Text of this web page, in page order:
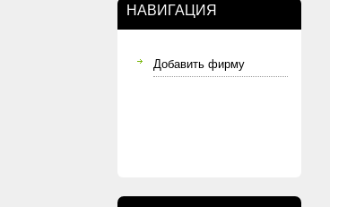
НАВИГАЦИЯ
Добавить фирму